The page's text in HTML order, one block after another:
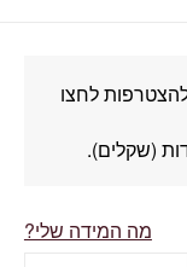
מה המידה שלי?
לחצו
(שקלים).